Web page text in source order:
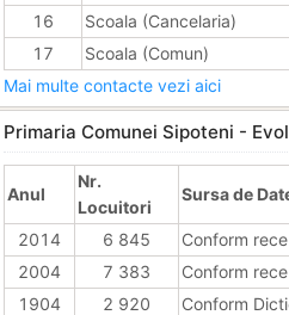
16
Scoala (Cancelaria)
17
Scoala (Comun)
Mai multe contacte vezi aici
Primaria Comunei Sipoteni -
Anul
Nr.
Locuitori
Sursa de
2014 6 845
Conform
2004
7 383
Conform
1904
2 920
Conform